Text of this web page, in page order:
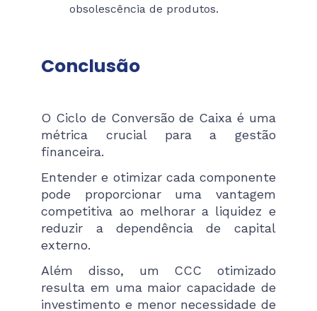
obsolescência de produtos.
Conclusão
O Ciclo de Conversão de Caixa é uma
métrica crucial para a gestão
financeira.
Entender e otimizar cada componente
pode proporcionar uma vantagem
competitiva ao melhorar a liquidez e
reduzir a dependência de capital
externo.
Além disso, um CCC otimizado
resulta em uma maior capacidade de
investimento e menor necessidade de